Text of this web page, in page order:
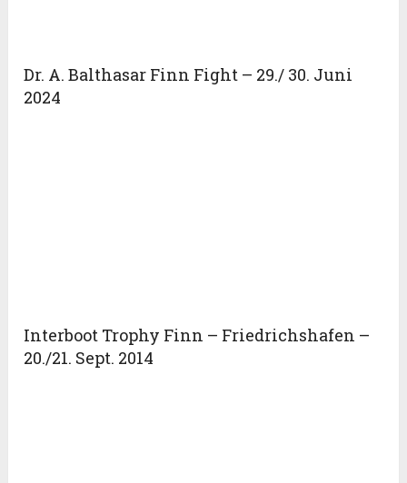
Dr. A. Balthasar Finn Fight – 29./ 30. Juni
2024
Interboot Trophy Finn – Friedrichshafen –
20./21. Sept. 2014